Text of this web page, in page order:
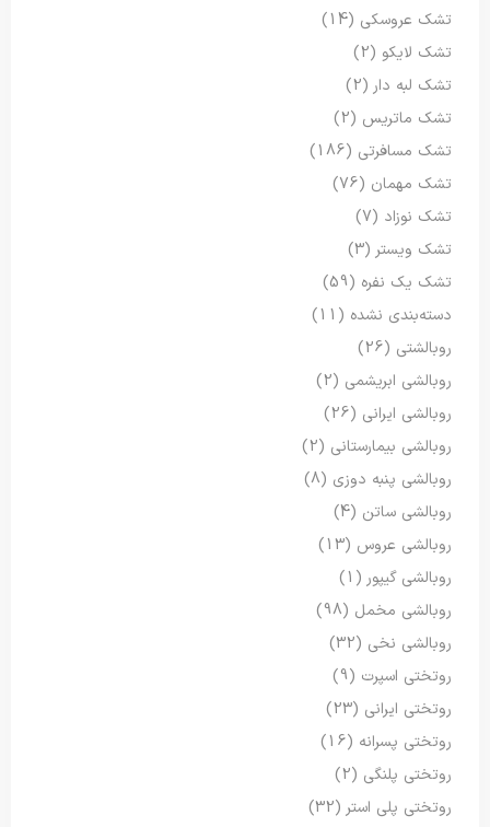
تشک عروسکی (14)
تشک لایکو (2)
تشک لبه دار (2)
تشک ماتریس (2)
تشک مسافرتی (186)
تشک مهمان (76)
تشک نوزاد (7)
تشک ویستر (3)
تشک یک نفره (59)
دسته‌بندی نشده (11)
روبالشتی (26)
روبالشی ابریشمی (2)
روبالشی ایرانی (26)
روبالشی بیمارستانی (2)
روبالشی پنبه دوزی (8)
روبالشی ساتن (4)
روبالشی عروس (13)
روبالشی گیپور (1)
روبالشی مخمل (98)
روبالشی نخی (32)
روتختی اسپرت (9)
روتختی ایرانی (23)
روتختی پسرانه (16)
روتختی پلنگی (2)
روتختی پلی استر (32)